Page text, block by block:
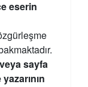
eserin
sayfa